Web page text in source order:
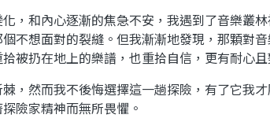
和內心逐漸的焦急不安，我遇到了音樂叢
不想面對的裂縫。但我漸漸地發現，那顆對
被扔在地上的樂譜，也重拾自信，更有耐心
然而我不後悔選擇這一趟探險，有了它我
險家精神而無所畏懼。